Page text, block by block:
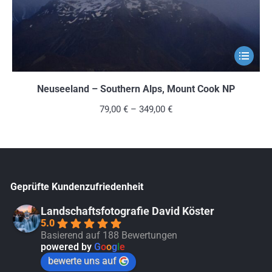
Dieses
Produkt
weist
Neuseeland – Southern Alps, Mount Cook NP
79,00 € – 349,00 €
Geprüfte Kundenzufriedenheit
Landschaftsfotografie David Köster
5.0
Basierend auf 188 Bewertungen
powered by Google
bewerte uns auf